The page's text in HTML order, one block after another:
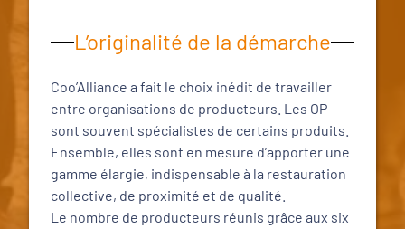
L’originalité de la démarche
Coo’Alliance a fait le choix inédit de travailler
entre organisations de producteurs. Les OP
sont souvent spécialistes de certains produits.
Ensemble, elles sont en mesure d’apporter une
gamme élargie, indispensable à la restauration
collective, de proximité et de qualité.
Le nombre de producteurs réunis grâce aux six